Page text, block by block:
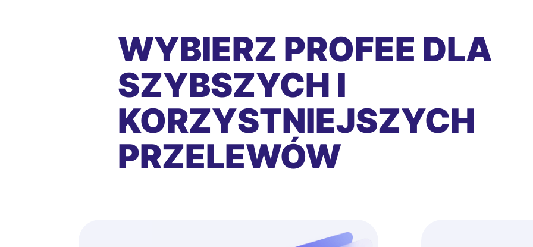
WYBIERZ PROFEE DLA
SZYBSZYCH I
KORZYSTNIEJSZYCH
PRZELEWÓW